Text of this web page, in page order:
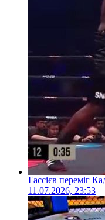
Гассієв переміг
11.07.2026, 23:53